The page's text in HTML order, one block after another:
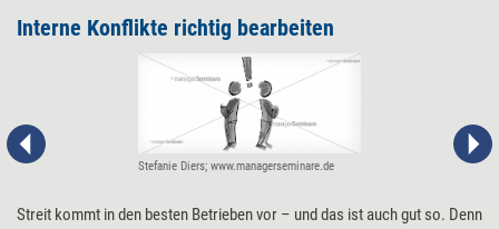
Interne Konflikte ­­­richtig bearbeiten
Stefanie Diers; www.managerseminare.de
Streit kommt in den besten Betrieben vor – und das ist auch gut so. Denn